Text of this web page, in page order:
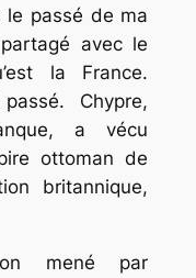
le passé de ma
avec le
la France.
passé. Chypre,
a vécu
ottoman de
britannique,
mené par